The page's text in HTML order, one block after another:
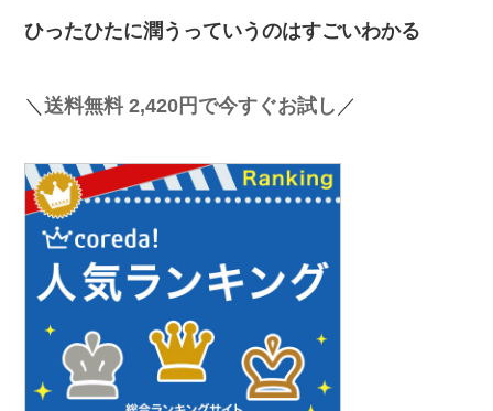
ひったひたに潤うっていうのはすごいわかる
＼送料無料 2,420円で今すぐお試し ／